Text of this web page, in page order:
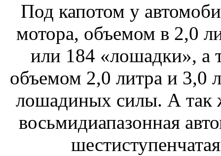
Под капотом у
мотора, объемом в 2,0
или 184 «лошадки», а
объемом 2,0 литра и 3,0
лошадиных силы. А так
восьмидиапазонная